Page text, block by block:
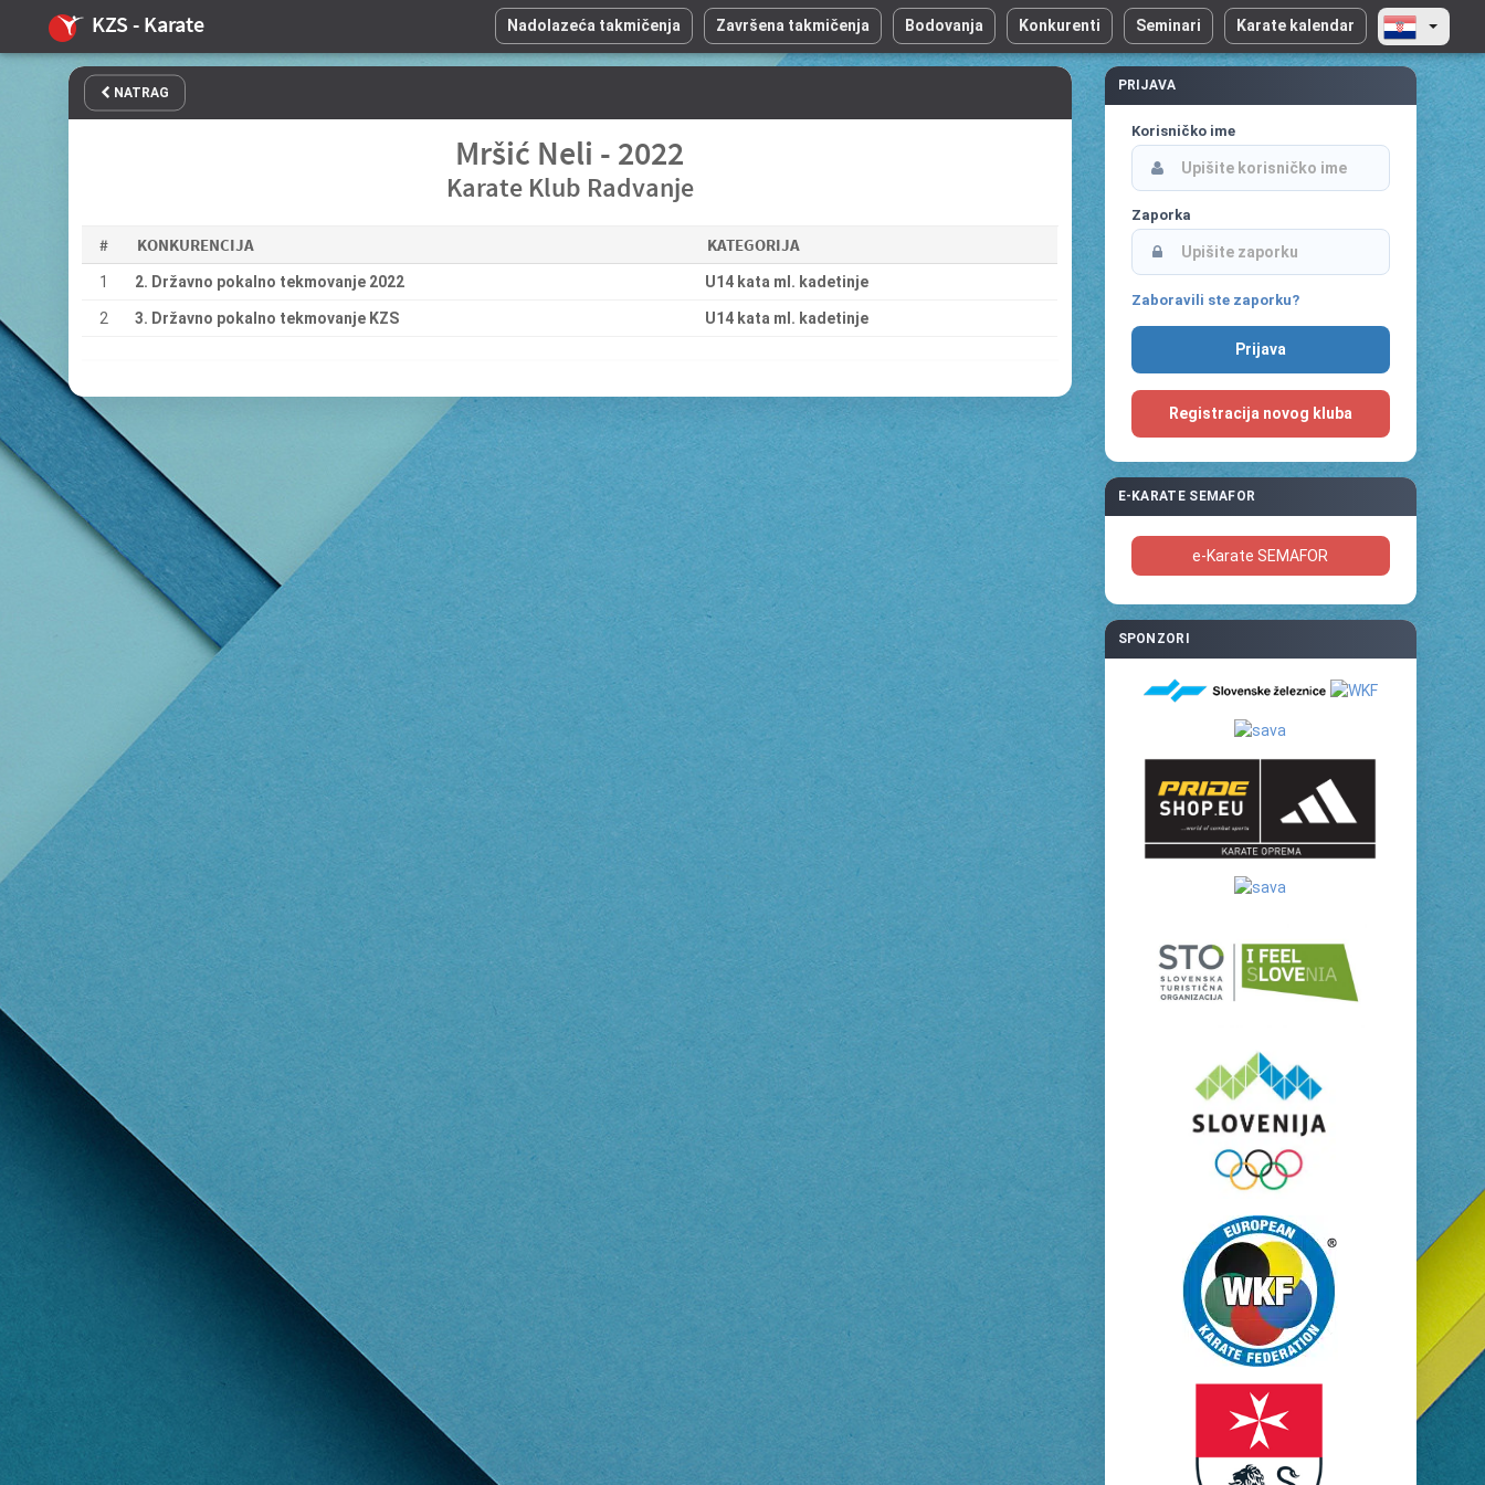
Nadolazeća takmičenja Završena takmičenja Bodovanja Konkurenti Seminari Karate kalendar
KZS - Karate
NATRAG
Mršić Neli - 2022
Karate Klub Radvanje
# KONKURENCIJA KATEGORIJA
1 2. Državno pokalno tekmovanje 2022 U14 kata ml. kadetinje
2 3. Državno pokalno tekmovanje KZS U14 kata ml. kadetinje
PRIJAVA
Korisničko ime
Zaporka
Zaboravili ste zaporku?
Registracija novog kluba
E-KARATE SEMAFOR
e-Karate SEMAFOR
SPONZORI